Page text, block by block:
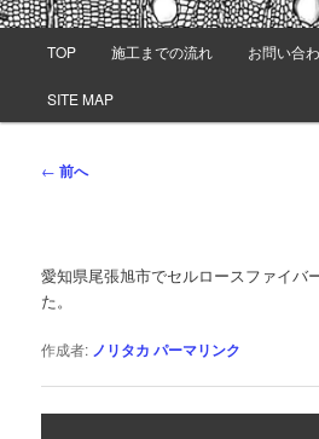
TOP 施工までの流れ お問い合
SITE MAP
投
ゲ
ー
ョ
← 前へ
愛知県尾張旭市でセルロースファイバ
た。
作成者: ノリタカ パーマリンク